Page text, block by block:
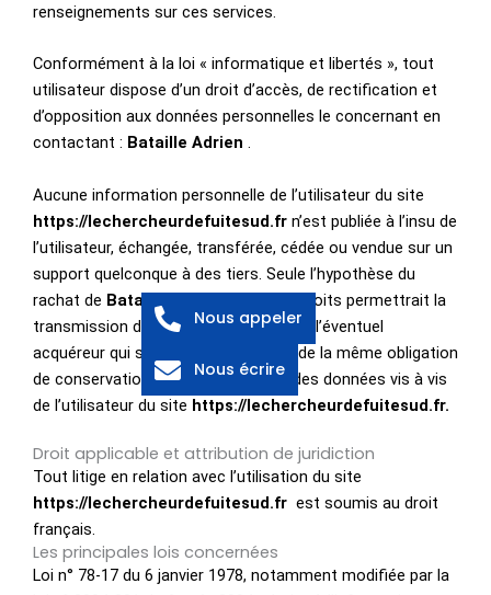
renseignements sur ces services.
Conformément à la loi « informatique et libertés », tout
utilisateur dispose d’un droit d’accès, de rectification et
d’opposition aux données personnelles le concernant en
contactant : Bataille Adrien .
Aucune information personnelle de l’utilisateur du site
https://lechercheurdefuitesud.fr n’est publiée à l’insu de
l’utilisateur, échangée, transférée, cédée ou vendue sur un
support quelconque à des tiers. Seule l’hypothèse du
rachat de Bataille Adrien
et de ses droits permettrait la
transmission des dites informations à l’éventuel
acquéreur qui serait à son tour tenu de la même obligation
de conservation et de modification des données vis à vis
de l’utilisateur du site https://lechercheurdefuitesud.fr.
Droit applicable et attribution de juridiction
Tout litige en relation avec l’utilisation du site
https://lechercheurdefuitesud.fr est soumis au droit
français.
Les principales lois concernées
Loi n° 78-17 du 6 janvier 1978, notamment modifiée par la
Nous appeler
Nous écrire